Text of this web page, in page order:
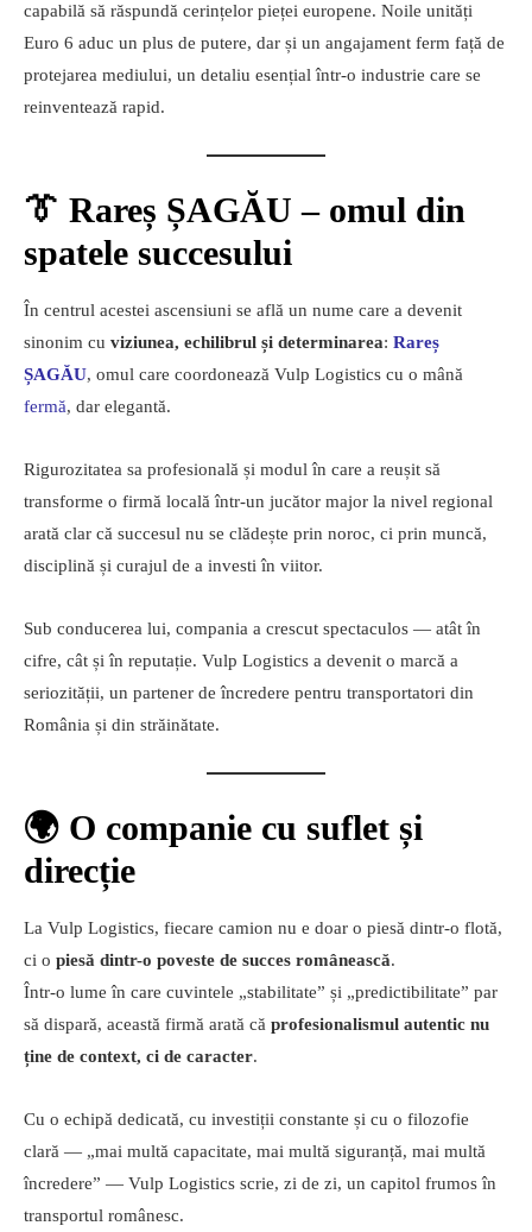
capabilă să răspundă cerințelor pieței europene. Noile unități
Euro 6 aduc un plus de putere, dar și un angajament ferm față de
protejarea mediului, un detaliu esențial într-o industrie care se
reinventează rapid.
👔 Rareș ȘAGĂU – omul din
spatele succesului
În centrul acestei ascensiuni se află un nume care a devenit
sinonim cu viziunea, echilibrul și determinarea: Rareș
ȘAGĂU, omul care coordonează Vulp Logistics cu o mână
fermă, dar elegantă.
Rigurozitatea sa profesională și modul în care a reușit să
transforme o firmă locală într-un jucător major la nivel regional
arată clar că succesul nu se clădește prin noroc, ci prin muncă,
disciplină și curajul de a investi în viitor.
Sub conducerea lui, compania a crescut spectaculos — atât în
cifre, cât și în reputație. Vulp Logistics a devenit o marcă a
seriozității, un partener de încredere pentru transportatori din
România și din străinătate.
🌍 O companie cu suflet și
direcție
La Vulp Logistics, fiecare camion nu e doar o piesă dintr-o flotă,
ci o piesă dintr-o poveste de succes românească.
Într-o lume în care cuvintele „stabilitate” și „predictibilitate” par
să dispară, această firmă arată că profesionalismul autentic nu
ține de context, ci de caracter.
Cu o echipă dedicată, cu investiții constante și cu o filozofie
clară — „mai multă capacitate, mai multă siguranță, mai multă
încredere” — Vulp Logistics scrie, zi de zi, un capitol frumos în
transportul românesc.